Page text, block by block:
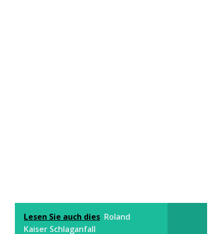
Lesen Sie auch dies Roland
Kaiser Schlaganfall